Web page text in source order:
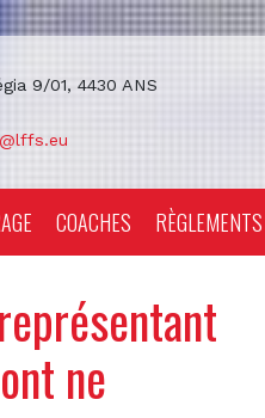
9/01, 4430 ANS
COACHES RÈGLEMENTS
ne